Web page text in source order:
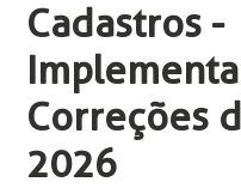
Cadastros -
Correções
2026